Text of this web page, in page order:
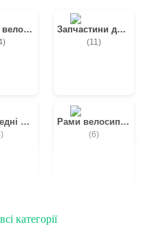
Шосейні велосипеди Запчастини до рами
(11)
Велосипедні бахіли Рами велосипедні
(6)
категорії